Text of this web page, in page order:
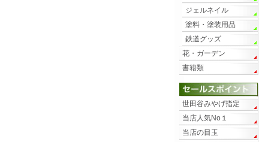
ジェルネイル
塗料・塗装用品
鉄道グッズ
花・ガーデン
書籍類
世田谷みやげ指定
当店人気No１
当店の目玉